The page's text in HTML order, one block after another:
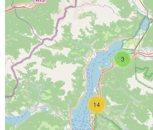
3
14
PARTNER DI PROGETTO: